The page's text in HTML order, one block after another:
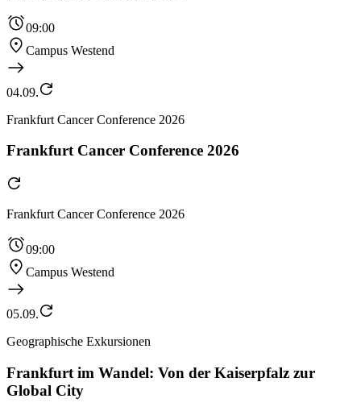
09:00
Campus Westend
04.09.
Frankfurt Cancer Conference 2026
Frankfurt Cancer Conference 2026
Frankfurt Cancer Conference 2026
09:00
Campus Westend
05.09.
Geographische Exkursionen
Frankfurt im Wandel: Von der Kaiserpfalz zur
Global City